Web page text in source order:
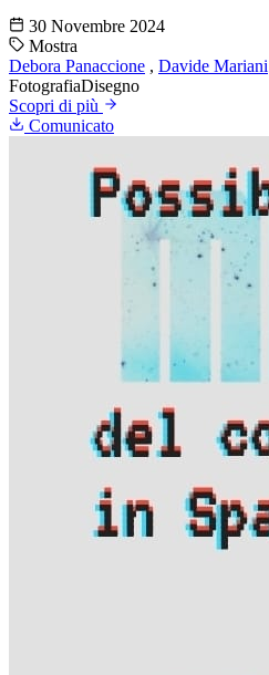
30 Novembre 2024
Mostra
Debora Panaccione , Davide Mariani
FotografiaDisegno
Scopri di più
Comunicato